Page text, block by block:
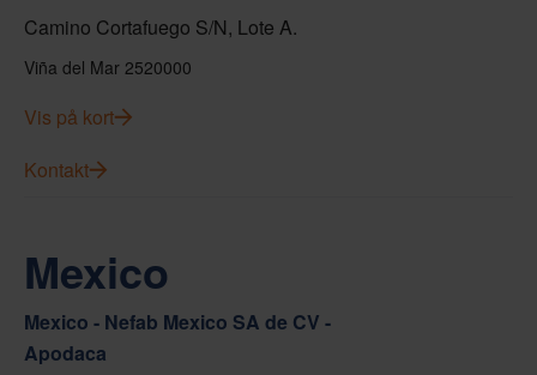
Camino Cortafuego S/N, Lote A.
Viña del Mar 2520000
Vis på kort
Kontakt
Mexico
Mexico - Nefab Mexico SA de CV -
Apodaca